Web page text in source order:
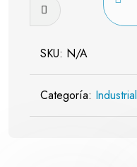
SKU: N/A
Categoría: Industrial